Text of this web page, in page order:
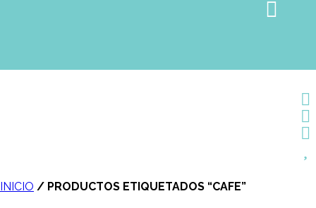
INICIO / PRODUCTOS ETIQUETADOS “CAFE”